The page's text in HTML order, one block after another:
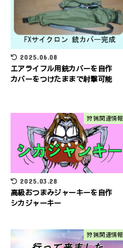
2025.06.08
エアライフル用銃カバーを自作
カバーをつけたままで射撃可能
狩猟関連情報
2025.03.28
高級おつまみジャーキーを自作
シカジャーキー
狩猟関連情報